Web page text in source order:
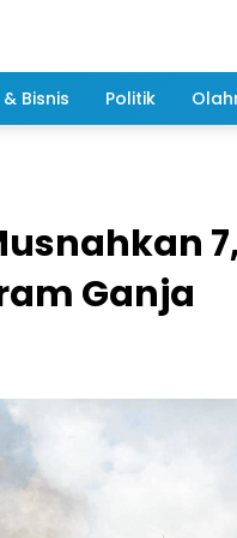
Bisnis Politik
Ganja